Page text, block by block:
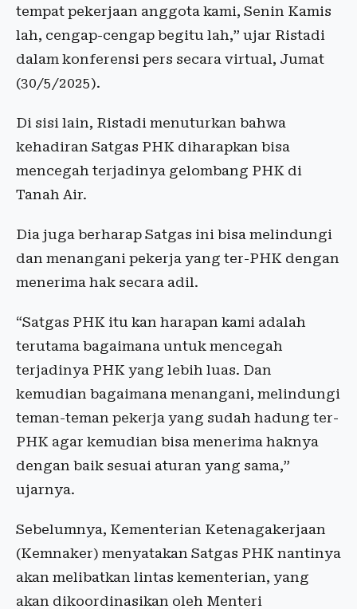
tempat pekerjaan anggota kami, Senin Kamis
lah, cengap-cengap begitu lah,” ujar Ristadi
dalam konferensi pers secara virtual, Jumat
(30/5/2025).
Di sisi lain, Ristadi menuturkan bahwa
kehadiran Satgas PHK diharapkan bisa
mencegah terjadinya gelombang PHK di
Tanah Air.
Dia juga berharap Satgas ini bisa melindungi
dan menangani pekerja yang ter-PHK dengan
menerima hak secara adil.
“Satgas PHK itu kan harapan kami adalah
terutama bagaimana untuk mencegah
terjadinya PHK yang lebih luas. Dan
kemudian bagaimana menangani, melindungi
teman-teman pekerja yang sudah hadung ter-
PHK agar kemudian bisa menerima haknya
dengan baik sesuai aturan yang sama,”
ujarnya.
Sebelumnya, Kementerian Ketenagakerjaan
(Kemnaker) menyatakan Satgas PHK nantinya
akan melibatkan lintas kementerian, yang
akan dikoordinasikan oleh Menteri